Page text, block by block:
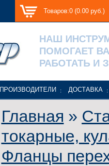
Товаров:0 (0.00 руб.)
НАШ
ПОМОГАЕТ
РАБОТАТЬ И
ПРОИЗВОДИТЕЛИ ДОСТАВКА
Главная »
токарные,
Фланцы